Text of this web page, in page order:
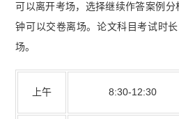
可以离开考场，选择继续作答案例
钟可以交卷离场。论文科目考试时
场。
上午 8:30-12:30